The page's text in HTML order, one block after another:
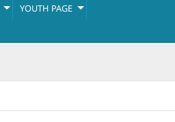
YOUTH PAGE